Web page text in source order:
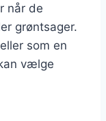
når de
grøntsager.
som en
vælge